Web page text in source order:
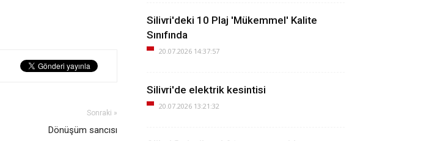
Sonraki »
Dönüşüm sancısı
Silivri'deki 10 Plaj 'Mükemmel' Kalite
Sınıfında
20.07.2026 14:37:57
Silivri'de elektrik kesintisi
20.07.2026 13:21:32